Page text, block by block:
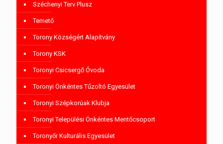
Széchenyi Terv Plusz
Temető
Torony Községért Alapítvány
Torony KSK
Toronyi Csicsergő Óvoda
Toronyi Önkéntes Tűzoltó Egyesület
Toronyi Szépkorúak Klubja
Toronyi Települési Önkéntes Mentőcsoport
Toronyőr Kulturális Egyesület